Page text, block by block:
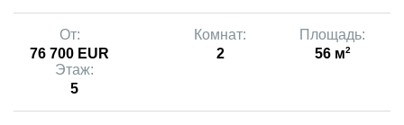
От:
76 700 EUR
Комнат:
2
Площадь:
56 м2
Этаж:
5